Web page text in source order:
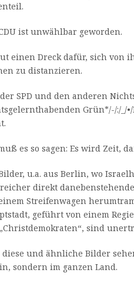
ist unwählbar geworden.
einen Dreck dafür, sich von
zu distanzieren.
SPD und den anderen
Grün*/-/:/_/
es so sagen: Es wird Zeit,
u.a. aus Berlin, wo
direkt
Streifenwagen
geführt von einem
sind
diese und ähnliche Bilder
sondern im ganzen Land.